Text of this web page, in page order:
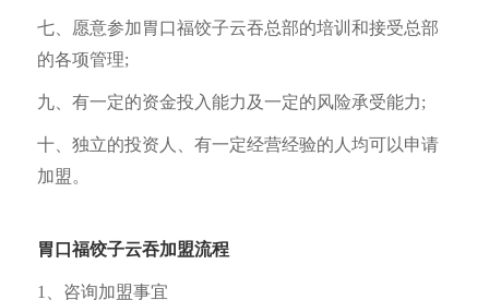
七、愿意参加胃口福饺子云吞总部的培训和接受总部
的各项管理;
九、有一定的资金投入能力及一定的风险承受能力;
十、独立的投资人、有一定经营经验的人均可以申请
加盟。
胃口福饺子云吞加盟流程
1、咨询加盟事宜